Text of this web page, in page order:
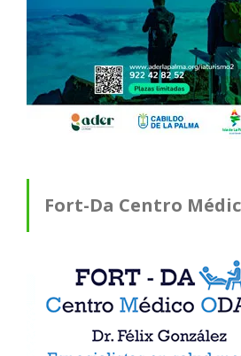
Fort-Da Centro